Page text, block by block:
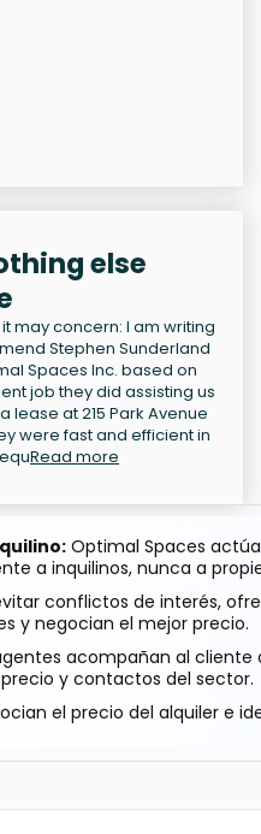
else
may concern: I am writing
Stephen Sunderland
Spaces Inc. based on
job they did assisting us
lease at 215 Park Avenue
were fast and efficient in
Read more
Optimal Spaces
a inquilinos, nunca a
conflictos de interés,
y negocian el mejor precio.
acompañan al
y contactos del sector.
el precio del alquiler e